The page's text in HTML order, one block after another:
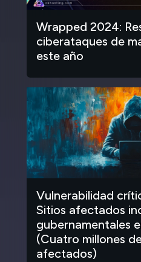
Wrapped 2024:
ciberataques de
este año
Vulnerabilidad
Sitios afectados
gubernamentales
(Cuatro millones
afectados)